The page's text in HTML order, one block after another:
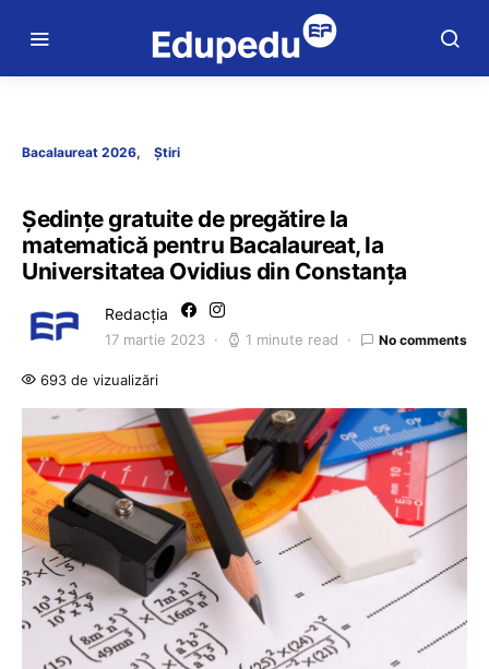
Bacalaureat 2026 Știri
Ședințe gratuite de pregătire la
matematică pentru Bacalaureat, la
Universitatea Ovidius din Constanța
Redacția
17 martie 2023 1 minute read No comments
693 de vizualizări